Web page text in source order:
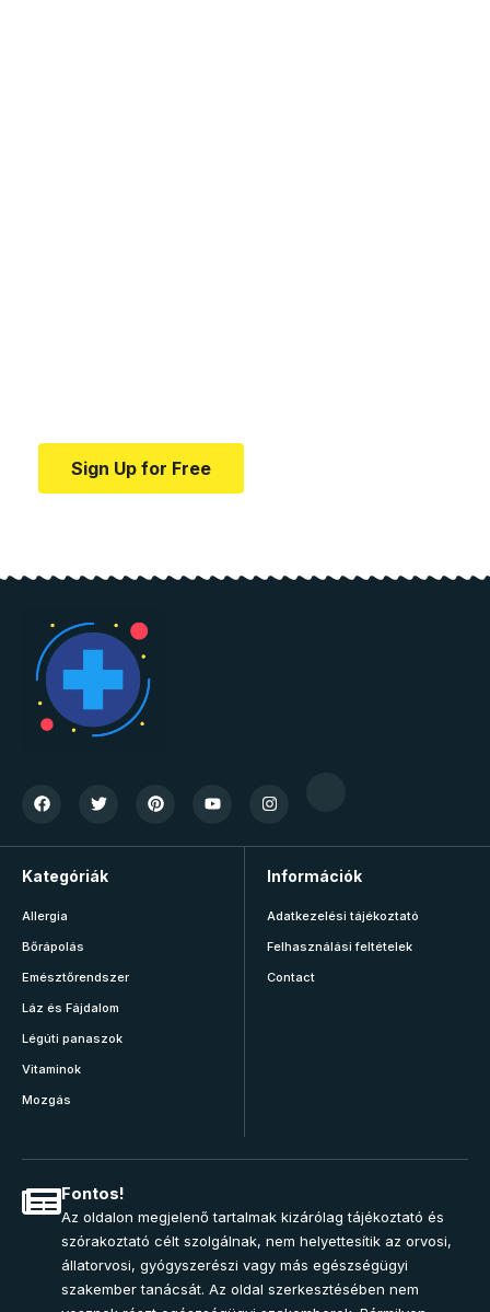
Sign Up for Free
Kategóriák
Allergia
Bőrápolás
Emésztőrendszer
Láz és Fájdalom
Légúti panaszok
Vitaminok
Mozgás
Információk
Adatkezelési tájékoztató
Felhasználási feltételek
Contact
Fontos!
Az oldalon megjelenő tartalmak kizárólag tájékoztató és
szórakoztató célt szolgálnak, nem helyettesítik az orvosi,
állatorvosi, gyógyszerészi vagy más egészségügyi
szakember tanácsát. Az oldal szerkesztésében nem